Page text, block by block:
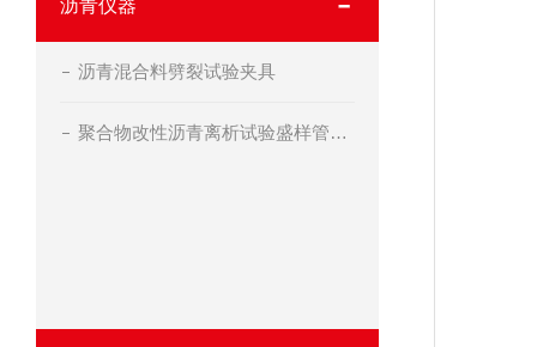
沥青仪器
沥青混合料劈裂试验夹具
聚合物改性沥青离析试验盛样管及支架